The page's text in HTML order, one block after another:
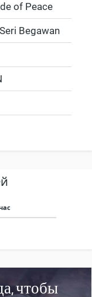
of Peace
Begawan
чтобы